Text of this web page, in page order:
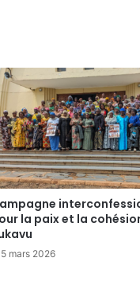
la paix et la
5 mars 2026